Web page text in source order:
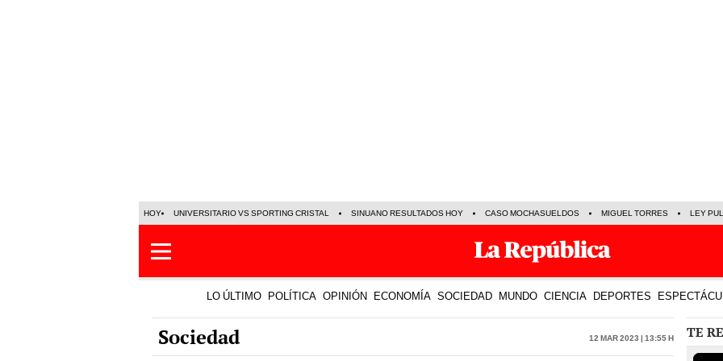
HOY UNIVERSITARIO VS SPORTING CRISTAL SINUANO RESULTADOS HOY CASO MOCHASUELDOS MIGUEL TORRES LEY
LO ÚLTIMO POLÍTICA OPINIÓN ECONOMÍA SOCIEDAD MUNDO CIENCIA DEPORTES
Sociedad 12 Mar 2023 | 13:55 h TE